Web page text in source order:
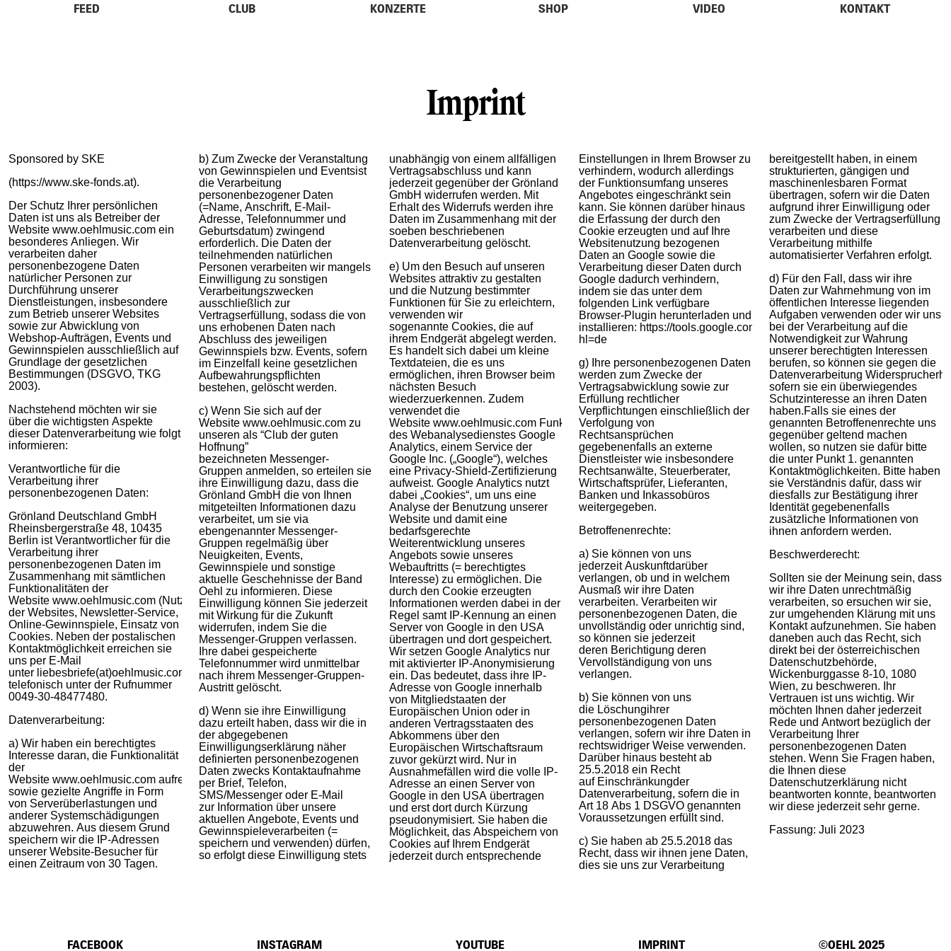
FEED CLUB KONZERTE SHOP VIDEO KONTAKT
Imprint
Sponsored by SKE
(https://www.ske-fonds.at).
Der Schutz Ihrer persönlichen
Daten ist uns als Betreiber der
Website www.oehlmusic.com ein
besonderes Anliegen. Wir
verarbeiten daher
personenbezogene Daten
natürlicher Personen zur
Durchführung unserer
Dienstleistungen, insbesondere
zum Betrieb unserer Websites
sowie zur Abwicklung von
Webshop-Aufträgen, Events und
Gewinnspielen ausschließlich auf
Grundlage der gesetzlichen
Bestimmungen (DSGVO, TKG
2003).
Nachstehend möchten wir sie
über die wichtigsten Aspekte
dieser Datenverarbeitung wie folgt
informieren:
Verantwortliche für die
Verarbeitung ihrer
personenbezogenen Daten:
Grönland Deutschland GmbH
Rheinsbergerstraße 48, 10435
Berlin ist Verantwortlicher für die
Verarbeitung ihrer
personenbezogenen Daten im
Zusammenhang mit sämtlichen
Funktionalitäten der
Website www.oehlmusic.com (Nutzung
der Websites, Newsletter-Service,
Online-Gewinnspiele, Einsatz von
Cookies. Neben der postalischen
Kontaktmöglichkeit erreichen sie
uns per E-Mail
unter liebesbriefe(at)oehlmusic.com sowie
telefonisch unter der Rufnummer
0049-30-48477480.
Datenverarbeitung:
a) Wir haben ein berechtigtes
Interesse daran, die Funktionalität
der
Website www.oehlmusic.com aufrechtzuerhalten
sowie gezielte Angriffe in Form
von Serverüberlastungen und
anderer Systemschädigungen
abzuwehren. Aus diesem Grund
speichern wir die IP-Adressen
unserer Website-Besucher für
einen Zeitraum von 30 Tagen.
b) Zum Zwecke der Veranstaltung
von Gewinnspielen und Eventsist
die Verarbeitung
personenbezogener Daten
(=Name, Anschrift, E-Mail-
Adresse, Telefonnummer und
Geburtsdatum) zwingend
erforderlich. Die Daten der
teilnehmenden natürlichen
Personen verarbeiten wir mangels
Einwilligung zu sonstigen
Verarbeitungszwecken
ausschließlich zur
Vertragserfüllung, sodass die von
uns erhobenen Daten nach
Abschluss des jeweiligen
Gewinnspiels bzw. Events, sofern
im Einzelfall keine gesetzlichen
Aufbewahrungspflichten
bestehen, gelöscht werden.
c) Wenn Sie sich auf der
Website www.oehlmusic.com zu
unseren als “Club der guten
Hoffnung”
bezeichneten Messenger-
Gruppen anmelden, so erteilen sie
ihre Einwilligung dazu, dass die
Grönland GmbH die von Ihnen
mitgeteilten Informationen dazu
verarbeitet, um sie via
ebengenannter Messenger-
Gruppen regelmäßig über
Neuigkeiten, Events,
Gewinnspiele und sonstige
aktuelle Geschehnisse der Band
Oehl zu informieren. Diese
Einwilligung können Sie jederzeit
mit Wirkung für die Zukunft
widerrufen, indem Sie die
Messenger-Gruppen verlassen.
Ihre dabei gespeicherte
Telefonnummer wird unmittelbar
nach ihrem Messenger-Gruppen-
Austritt gelöscht.
d) Wenn sie ihre Einwilligung
dazu erteilt haben, dass wir die in
der abgegebenen
Einwilligungserklärung näher
definierten personenbezogenen
Daten zwecks Kontaktaufnahme
per Brief, Telefon,
SMS/Messenger oder E-Mail
zur Information über unsere
aktuellen Angebote, Events und
Gewinnspieleverarbeiten (=
speichern und verwenden) dürfen,
so erfolgt diese Einwilligung stets
unabhängig von einem allfälligen
Vertragsabschluss und kann
jederzeit gegenüber der Grönland
GmbH widerrufen werden. Mit
Erhalt des Widerrufs werden ihre
Daten im Zusammenhang mit der
soeben beschriebenen
Datenverarbeitung gelöscht.
e) Um den Besuch auf unseren
Websites attraktiv zu gestalten
und die Nutzung bestimmter
Funktionen für Sie zu erleichtern,
verwenden wir
sogenannte Cookies, die auf
ihrem Endgerät abgelegt werden.
Es handelt sich dabei um kleine
Textdateien, die es uns
ermöglichen, ihren Browser beim
nächsten Besuch
wiederzuerkennen. Zudem
verwendet die
Website www.oehlmusic.com Funktionen
des Webanalysedienstes Google
Analytics, einem Service der
Google Inc. („Google“), welches
eine Privacy-Shield-Zertifizierung
aufweist. Google Analytics nutzt
dabei „Cookies“, um uns eine
Analyse der Benutzung unserer
Website und damit eine
bedarfsgerechte
Weiterentwicklung unseres
Angebots sowie unseres
Webauftritts (= berechtigtes
Interesse) zu ermöglichen. Die
durch den Cookie erzeugten
Informationen werden dabei in der
Regel samt IP-Kennung an einen
Server von Google in den USA
übertragen und dort gespeichert.
Wir setzen Google Analytics nur
mit aktivierter IP-Anonymisierung
ein. Das bedeutet, dass ihre IP-
Adresse von Google innerhalb
von Mitgliedstaaten der
Europäischen Union oder in
anderen Vertragsstaaten des
Abkommens über den
Europäischen Wirtschaftsraum
zuvor gekürzt wird. Nur in
Ausnahmefällen wird die volle IP-
Adresse an einen Server von
Google in den USA übertragen
und erst dort durch Kürzung
pseudonymisiert. Sie haben die
Möglichkeit, das Abspeichern von
Cookies auf Ihrem Endgerät
jederzeit durch entsprechende
Einstellungen in Ihrem Browser zu
verhindern, wodurch allerdings
der Funktionsumfang unseres
Angebotes eingeschränkt sein
kann. Sie können darüber hinaus
die Erfassung der durch den
Cookie erzeugten und auf Ihre
Websitenutzung bezogenen
Daten an Google sowie die
Verarbeitung dieser Daten durch
Google dadurch verhindern,
indem sie das unter dem
folgenden Link verfügbare
Browser-Plugin herunterladen und
installieren: https://tools.google.com/dlpage/gaoptout?
hl=de
g) Ihre personenbezogenen Daten
werden zum Zwecke der
Vertragsabwicklung sowie zur
Erfüllung rechtlicher
Verpflichtungen einschließlich der
Verfolgung von
Rechtsansprüchen
gegebenenfalls an externe
Dienstleister wie insbesondere
Rechtsanwälte, Steuerberater,
Wirtschaftsprüfer, Lieferanten,
Banken und Inkassobüros
weitergegeben.
Betroffenenrechte:
a) Sie können von uns
jederzeit Auskunftdarüber
verlangen, ob und in welchem
Ausmaß wir ihre Daten
verarbeiten. Verarbeiten wir
personenbezogenen Daten, die
unvollständig oder unrichtig sind,
so können sie jederzeit
deren Berichtigung deren
Vervollständigung von uns
verlangen.
b) Sie können von uns
die Löschungihrer
personenbezogenen Daten
verlangen, sofern wir ihre Daten in
rechtswidriger Weise verwenden.
Darüber hinaus besteht ab
25.5.2018 ein Recht
auf Einschränkungder
Datenverarbeitung, sofern die in
Art 18 Abs 1 DSGVO genannten
Voraussetzungen erfüllt sind.
c) Sie haben ab 25.5.2018 das
Recht, dass wir ihnen jene Daten,
dies sie uns zur Verarbeitung
bereitgestellt haben, in einem
strukturierten, gängigen und
maschinenlesbaren Format
übertragen, sofern wir die Daten
aufgrund ihrer Einwilligung oder
zum Zwecke der Vertragserfüllung
verarbeiten und diese
Verarbeitung mithilfe
automatisierter Verfahren erfolgt.
d) Für den Fall, dass wir ihre
Daten zur Wahrnehmung von im
öffentlichen Interesse liegenden
Aufgaben verwenden oder wir uns
bei der Verarbeitung auf die
Notwendigkeit zur Wahrung
unserer berechtigten Interessen
berufen, so können sie gegen die
Datenverarbeitung
sofern sie ein überwiegendes
Schutzinteresse an ihren Daten
haben.Falls sie eines der
genannten Betroffenenrechte uns
gegenüber geltend machen
wollen, so nutzen sie dafür bitte
die unter Punkt 1. genannten
Kontaktmöglichkeiten. Bitte haben
sie Verständnis dafür, dass wir
diesfalls zur Bestätigung ihrer
Identität gegebenenfalls
zusätzliche Informationen von
ihnen anfordern werden.
Beschwerderecht:
Sollten sie der Meinung sein, dass
wir ihre Daten unrechtmäßig
verarbeiten, so ersuchen wir sie,
zur umgehenden Klärung mit uns
Kontakt aufzunehmen. Sie haben
daneben auch das Recht, sich
direkt bei der österreichischen
Datenschutzbehörde,
Wickenburggasse 8-10, 1080
Wien, zu beschweren. Ihr
Vertrauen ist uns wichtig. Wir
möchten Ihnen daher jederzeit
Rede und Antwort bezüglich der
Verarbeitung Ihrer
personenbezogenen Daten
stehen. Wenn Sie Fragen haben,
die Ihnen diese
Datenschutzerklärung nicht
beantworten konnte, beantworten
wir diese jederzeit sehr gerne.
Fassung: Juli 2023
FACEBOOK INSTAGRAM YOUTUBE IMPRINT ©OEHL 2025